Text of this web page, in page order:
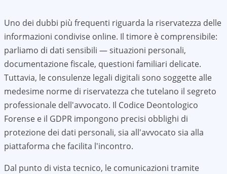
Uno dei dubbi più frequenti riguarda la riservatezza delle
informazioni condivise online. Il timore è comprensibile:
parliamo di dati sensibili — situazioni personali,
documentazione fiscale, questioni familiari delicate.
Tuttavia, le consulenze legali digitali sono soggette alle
medesime norme di riservatezza che tutelano il segreto
professionale dell'avvocato. Il Codice Deontologico
Forense e il GDPR impongono precisi obblighi di
protezione dei dati personali, sia all'avvocato sia alla
piattaforma che facilita l'incontro.
Dal punto di vista tecnico, le comunicazioni tramite